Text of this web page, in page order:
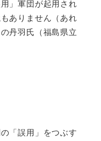
」軍団が起用され
ありません（あれ
丹羽氏（福島県立
「誤用」をつぶす